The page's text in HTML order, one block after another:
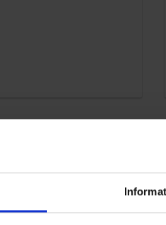
du inget kontor nära dig är
genom Halland och
landet. Oftast kan vi lösa